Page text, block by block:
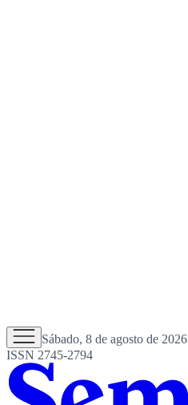
Sábado, 8 de agosto de 2026
ISSN 2745-2794